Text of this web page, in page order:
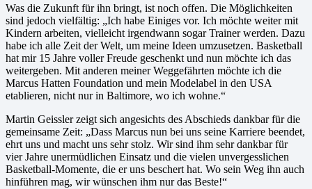
Was die Zukunft für ihn bringt, ist noch offen. Die Möglichkeiten
sind jedoch vielfältig: „Ich habe Einiges vor. Ich möchte weiter mit
Kindern arbeiten, vielleicht irgendwann sogar Trainer werden. Dazu
habe ich alle Zeit der Welt, um meine Ideen umzusetzen. Basketball
hat mir 15 Jahre voller Freude geschenkt und nun möchte ich das
weitergeben. Mit anderen meiner Weggefährten möchte ich die
Marcus Hatten Foundation und mein Modelabel in den USA
etablieren, nicht nur in Baltimore, wo ich wohne.“
Martin Geissler zeigt sich angesichts des Abschieds dankbar für die
gemeinsame Zeit: „Dass Marcus nun bei uns seine Karriere beendet,
ehrt uns und macht uns sehr stolz. Wir sind ihm sehr dankbar für
vier Jahre unermüdlichen Einsatz und die vielen unvergesslichen
Basketball-Momente, die er uns beschert hat. Wo sein Weg ihn auch
hinführen mag, wir wünschen ihm nur das Beste!“